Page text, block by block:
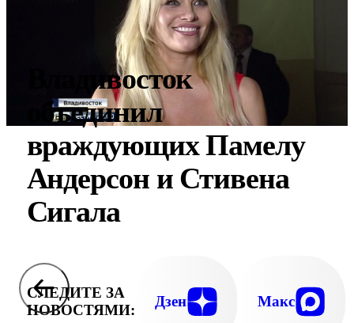
Владивосток
объединил
враждующих Памелу
Андерсон и Стивена
Сигала
СЛЕДИТЕ ЗА
НОВОСТЯМИ:
Дзен Макс